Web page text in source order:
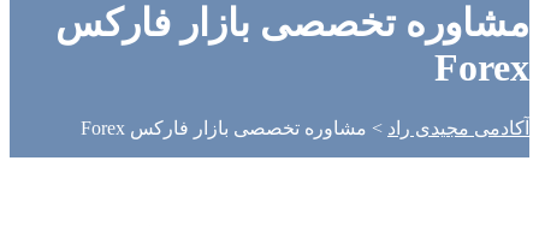
مشاوره تخصصی بازار فارکس
Forex
آکادمی مجیدی راد > مشاوره تخصصی بازار فارکس Forex